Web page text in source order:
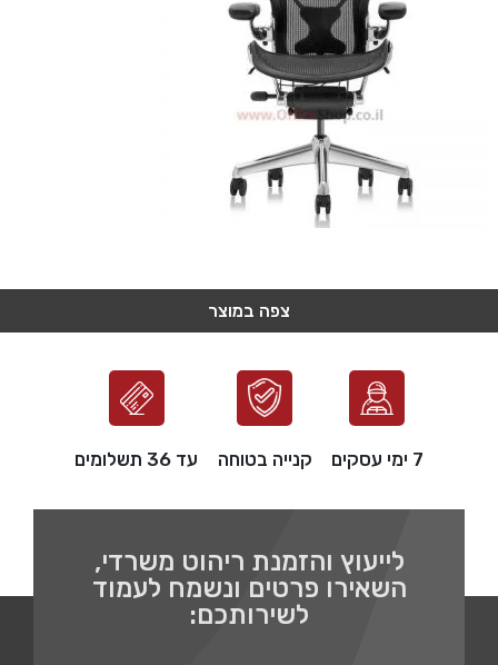
צפה במוצר
צפה במוצר
צפה במוצר
צפה במוצר
צפה במוצר
7 ימי עסקים קנייה בטוחה עד 36 תשלומים
לייעוץ והזמנת ריהוט משרדי,
השאירו פרטים ונשמח לעמוד
לשירותכם: